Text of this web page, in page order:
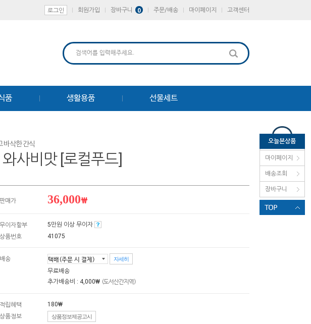
로그인 회원가입 장바구니 0 주문/배송 마이페이지 고객센터
품 생활용품 선물세트
마이페이지
배송조회
장바구니
바삭한 간식
사비맛 [로컬푸드]
판매가 36,000₩
무이자할부
5만원 이상 무이자
상품번호
41075
배송 자세히
무료배송
추가배송비 : 4,000₩ (도서산간지역)
적립혜택
180₩
상품정보
상품정보제공고시